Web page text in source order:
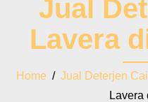
Jual
Lavera
Home / Jual Deterjen
Lavera